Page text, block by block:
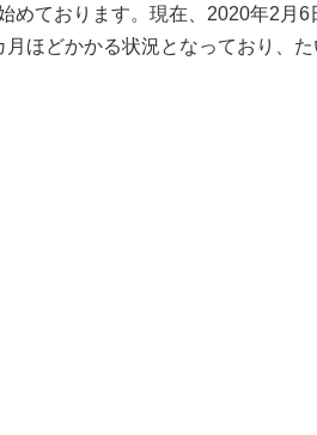
めております。 現在、2020年2月6
月ほどかかる状況となっており、